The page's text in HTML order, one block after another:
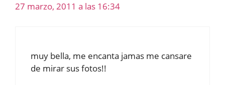
27 marzo, 2011 a las 16:34
muy bella, me encanta jamas me cansare
de mirar sus fotos!!